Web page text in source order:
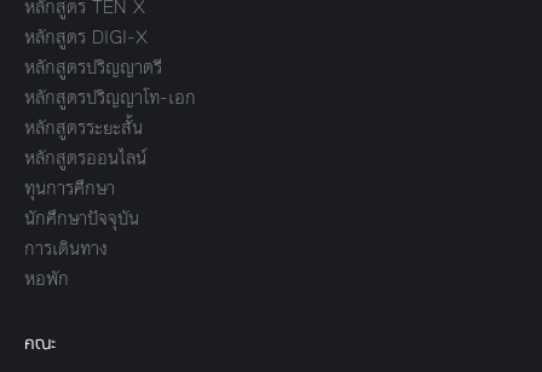
หลักสูตร TEN X
หลักสูตร DIGI-X
หลักสูตรปริญญาตรี
หลักสูตรปริญญาโท-เอก
หลักสูตรระยะสั้น
หลักสูตรออนไลน์
ทุนการศึกษา
นักศึกษาปัจจุบัน
การเดินทาง
หอพัก
คณะ